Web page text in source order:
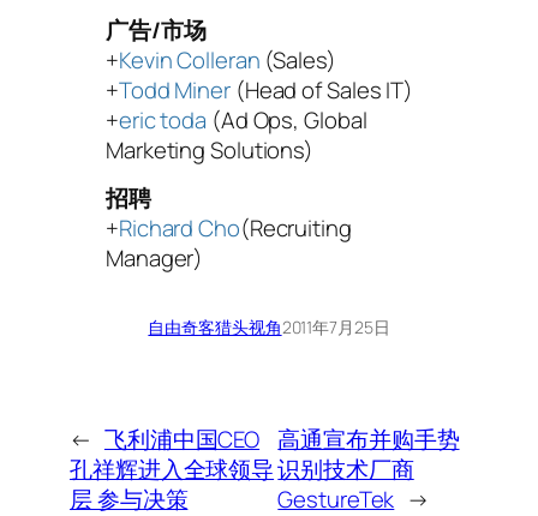
广告/市场
+Kevin Colleran (Sales)
+Todd Miner(Head of Sales IT)
+eric toda (Ad Ops, Global
Marketing Solutions)
招聘
+Richard Cho(Recruiting
Manager)
自由奇客猎头视角2011年7月25日
← 飞利浦中国CEO
孔祥辉进入全球领导
层 参与决策
高通宣布并购手势
识别技术厂商
GestureTek →